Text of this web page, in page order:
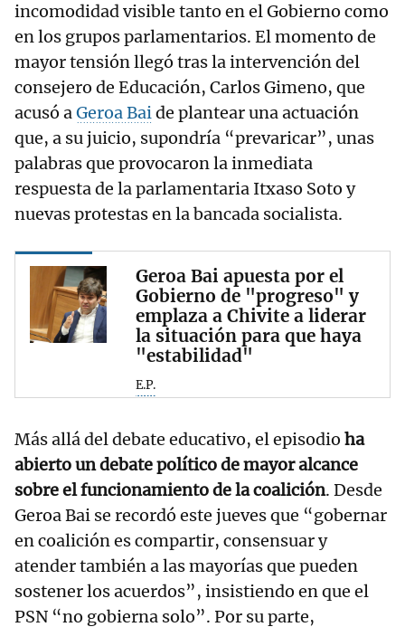
incomodidad visible tanto en el Gobierno como
en los grupos parlamentarios. El momento de
mayor tensión llegó tras la intervención del
consejero de Educación, Carlos Gimeno, que
acusó aGeroa Baide plantear una actuación
que, a su juicio, supondría “prevaricar”, unas
palabras que provocaron la inmediata
respuesta de la parlamentaria Itxaso Soto y
nuevas protestas en la bancada socialista.
Geroa Bai apuesta por el
Gobierno de "progreso" y
emplaza a Chivite a liderar
la situación para que haya
"estabilidad"
E.P.
Más allá del debate educativo, el episodio ha
abierto un debate político de mayor alcance
sobre el funcionamiento de la coalición. Desde
Geroa Bai se recordó este jueves que “gobernar
en coalición es compartir, consensuar y
atender también a las mayorías que pueden
sostener los acuerdos”, insistiendo en que el
PSN “no gobierna solo”. Por su parte,